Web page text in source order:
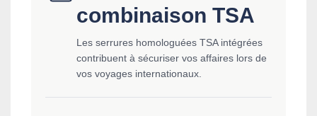
combinaison TSA
Les serrures homologuées TSA intégrées
contribuent à sécuriser vos affaires lors de
vos voyages internationaux.